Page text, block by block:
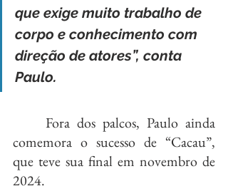
que exige muito trabalho de
corpo e conhecimento com
direção de atores”, conta
Paulo.
comemora o sucesso de “Cacau”,
que teve sua final em novembro de
2024.